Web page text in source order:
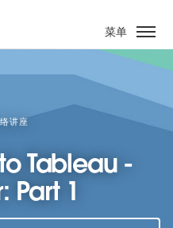
菜单
讲座
Tableau -
Part 1